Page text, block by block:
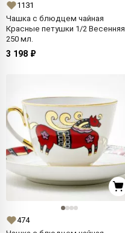
1131
Чашка с блюдцем чайная
Красные петушки 1/2 Весенняя
250 мл.
3 198 ₽
474